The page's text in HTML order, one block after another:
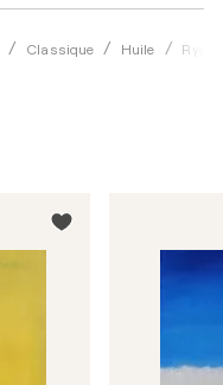
Classique Huile